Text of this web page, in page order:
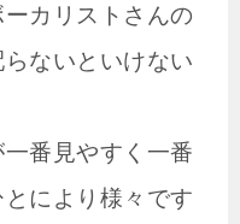
カリストさんの
ないといけない
番見やすく一番
により様々です